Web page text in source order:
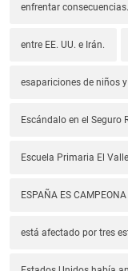
enfrentar consecuencias.
entre EE. UU. e Irán.
esapariciones de niños
Escándalo en el Seguro
Escuela Primaria El Valle
ESPAÑA ES
está afectado por tres